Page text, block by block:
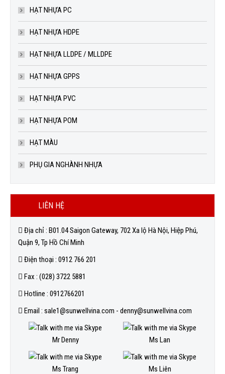
HẠT NHỰA PC
HẠT NHỰA HDPE
HẠT NHỰA LLDPE / MLLDPE
HẠT NHỰA GPPS
HẠT NHỰA PVC
HẠT NHỰA POM
HẠT MÀU
PHỤ GIA NGHÀNH NHỰA
LIÊN HỆ
Địa chỉ : B01.04 Saigon Gateway, 702 Xa lộ Hà Nội, Hiệp Phú,
Quận 9, Tp Hồ Chí Minh
Điện thoại : 0912 766 201
Fax : (028) 3722 5881
Hotline : 0912766201
Email : sale1@sunwellvina.com - denny@sunwellvina.com
Mr Denny Ms Lan
Ms Trang Ms Liên